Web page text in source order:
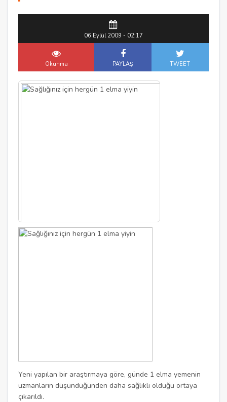
06 Eylül 2009 - 02:17
Okunma PAYLAŞ TWEET
Yeni yapılan bir araştırmaya göre, günde 1 elma yemenin
uzmanların düşündüğünden daha sağlıklı olduğu ortaya
çıkarıldı.